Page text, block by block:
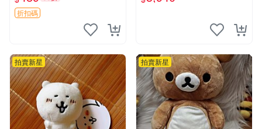
送。 成色如圖可放心購買，
輕微瑕疵和臟污不影響使用。
安撫熊 中古玩偶 毛
折扣碼
ion！巴塞羅、 Origami熊、J
拍賣新星 拍賣新星